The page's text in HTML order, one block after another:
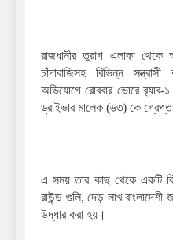
রাজধানীর তুরাগ এলাকা
চাঁদাবাজিসহ বিভিন্ন
অভিযোগে রোববার ভোরে
ড্রাইভার মালেক (৬৩) কে
এ সময় তার কাছ থেকে একটি
রাউন্ড গুলি, দেড় লাখ
উদ্ধার করা হয়।